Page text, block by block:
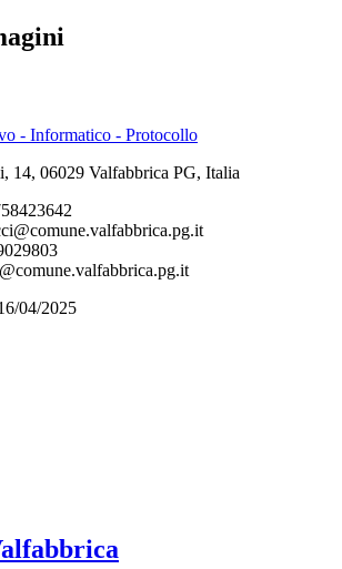
- Informatico - Protocollo
14, 06029 Valfabbrica PG, Italia
04/2025